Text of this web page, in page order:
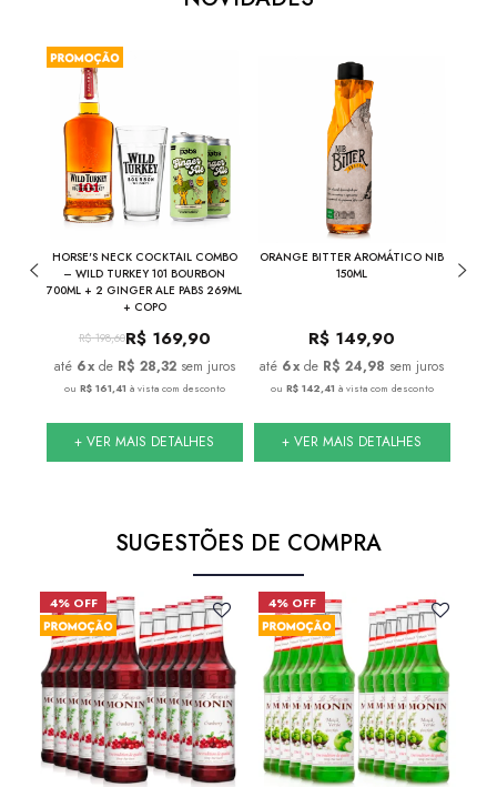
HORSE'S NECK COCKTAIL COMBO
– WILD TURKEY 101 BOURBON
700ML + 2 GINGER ALE PABS 269ML
+ COPO
R$ 198,60R$ 169,90
6x de R$ 28,32 sem juros
ou R$ 161,41 à vista com desconto
+ VER MAIS DETALHES
ORANGE BITTER AROMÁTICO NIB
150ML
R$ 149,90
6x de R$ 24,98 sem juros
ou R$ 142,41 à vista com desconto
+ VER MAIS DETALHES
SUGESTÕES DE COMPRA
4% OFF 4% OFF